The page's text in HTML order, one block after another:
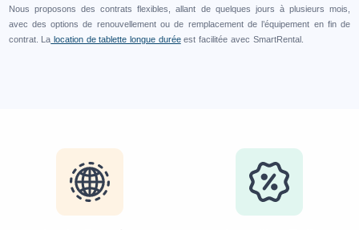
Nous proposons des contrats flexibles, allant de quelques jours à plusieurs mois,
avec des options de renouvellement ou de remplacement de l’équipement en fin de
contrat. La location de tablette longue duréeest facilitée avec SmartRental.